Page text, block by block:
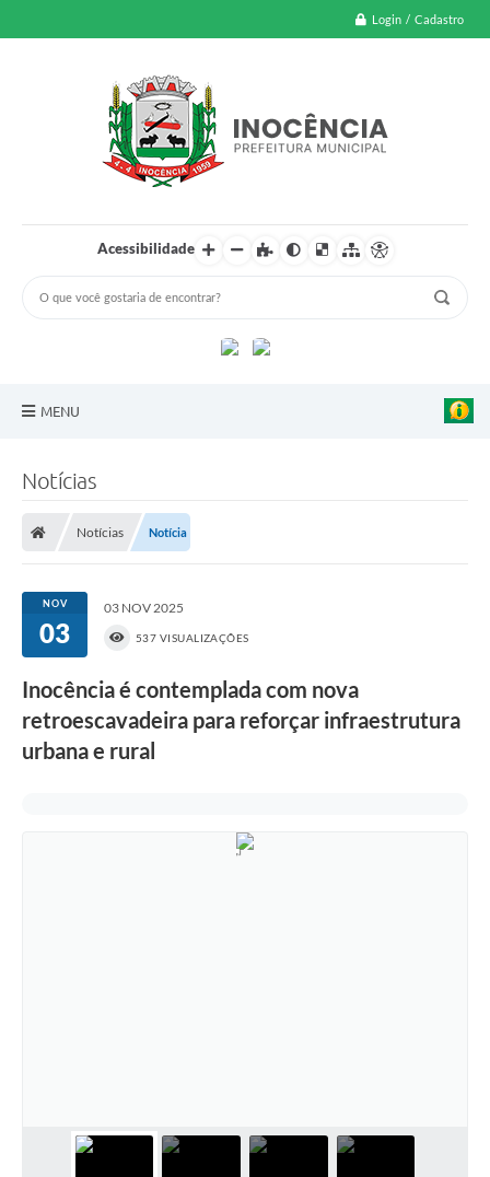
Login / Cadastro
Acessibilidade
MENU
Transparência Pública
Notícias
Legislação
Renuncia de Receita
Galeria de Fotos
Plano Estratégico
Notícias
Notícias Notícia
NOV
03
03 NOV 2025
537 VISUALIZAÇÕES
Inocência é contemplada com nova
retroescavadeira para reforçar infraestrutura
urbana e rural